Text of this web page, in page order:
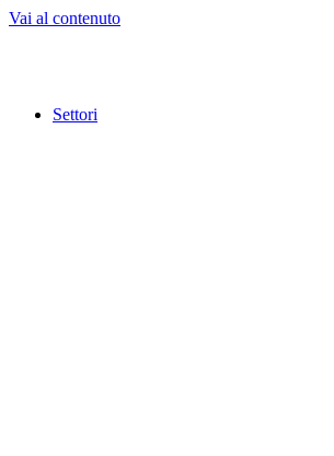
Vai al contenuto
Settori